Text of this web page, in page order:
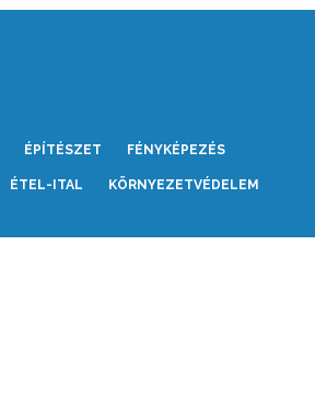
ÉPÍTÉSZET FÉNYKÉPEZÉS
ÉTEL-ITAL KÖRNYEZETVÉDELEM